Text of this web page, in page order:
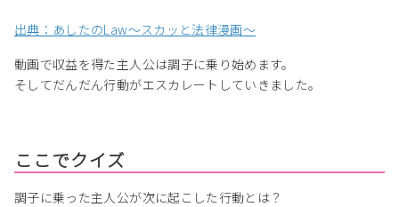
出典：あしたのLaw〜スカッと法律漫画〜
動画で収益を得た主人公は調子に乗り始めます。
そしてだんだん行動がエスカレートしていきました。
ここでクイズ
調子に乗った主人公が次に起こした行動とは？